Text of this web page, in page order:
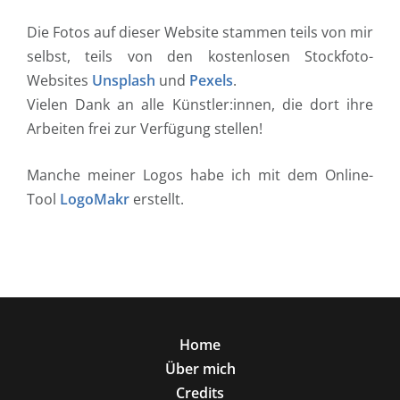
Die Fotos auf dieser Website stammen teils von mir
selbst, teils von den kostenlosen Stockfoto-
Websites Unsplash und Pexels.
Vielen Dank an alle Künstler:innen, die dort ihre
Arbeiten frei zur Verfügung stellen!
Manche meiner Logos habe ich mit dem Online-
Tool LogoMakr erstellt.
Home
Über mich
Credits